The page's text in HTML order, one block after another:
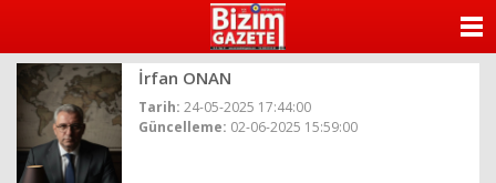
İrfan ONAN
Tarih: 24-05-2025 17:44:00
Güncelleme: 02-06-2025 15:59:00YAZARLAR